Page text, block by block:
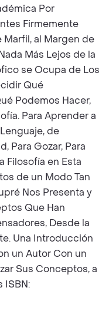
Por
Firmemente
Marfil, al Margen de
Más Lejos de la
se Ocupa de Los
Qué
Podemos Hacer,
Para Aprender a
de
Para Gozar, Para
Filosofía en Esta
de un Modo Tan
Nos Presenta y
Que Han
Desde la
Una Introducción
un Autor Con un
Sus Conceptos, a
ISBN: